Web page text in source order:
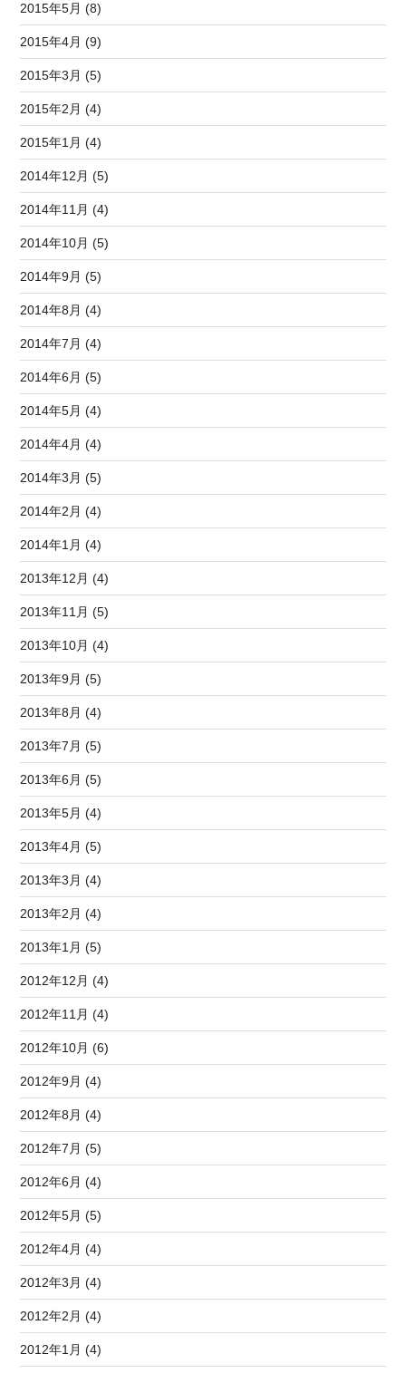
2015年5月 (8)
2015年4月 (9)
2015年3月 (5)
2015年2月 (4)
2015年1月 (4)
2014年12月 (5)
2014年11月 (4)
2014年10月 (5)
2014年9月 (5)
2014年8月 (4)
2014年7月 (4)
2014年6月 (5)
2014年5月 (4)
2014年4月 (4)
2014年3月 (5)
2014年2月 (4)
2014年1月 (4)
2013年12月 (4)
2013年11月 (5)
2013年10月 (4)
2013年9月 (5)
2013年8月 (4)
2013年7月 (5)
2013年6月 (5)
2013年5月 (4)
2013年4月 (5)
2013年3月 (4)
2013年2月 (4)
2013年1月 (5)
2012年12月 (4)
2012年11月 (4)
2012年10月 (6)
2012年9月 (4)
2012年8月 (4)
2012年7月 (5)
2012年6月 (4)
2012年5月 (5)
2012年4月 (4)
2012年3月 (4)
2012年2月 (4)
2012年1月 (4)